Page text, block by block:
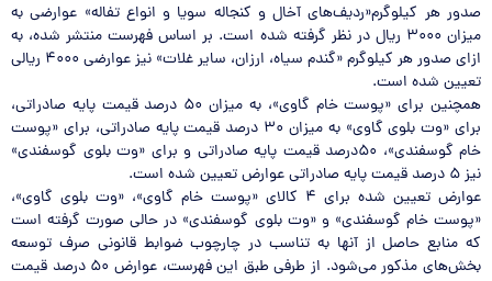
صدور هر کیلوگرم«ردیف‌های آخال و کنجاله سویا و انواع تفاله» عوارضی به
میزان ۳۰۰۰ ریال در نظر گرفته شده است. بر اساس فهرست منتشر شده، به
ازای صدور هر کیلوگرم «گندم سیاه، ارزان، سایر غلات» نیز عوارضی ۴۰۰۰ ریالی
تعیین شده است.
همچنین برای «پوست خام گاوی»، به میزان ۵۰ درصد قیمت پایه صادراتی،
برای «وت بلوی گاوی» به میزان ۳۰ درصد قیمت پایه صادراتی، برای «پوست
خام گوسفندی»، ۵۰‌درصد قیمت پایه صادراتی و برای «وت بلوی گوسفندی»
نیز ۵ درصد قیمت پایه صادراتی عوارض تعیین شده است.
عوارض تعیین شده برای ۴ کالای «پوست خام گاوی»، «وت بلوی گاوی»،
«پوست خام گوسفندی» و «وت بلوی گوسفندی» در حالی صورت گرفته است
که منابع حاصل از آنها به تناسب در چارچوب ضوابط قانونی صرف توسعه
بخش‌های مذکور می‌شود. از طرفی طبق این فهرست، عوارض ۵۰ درصد قیمت